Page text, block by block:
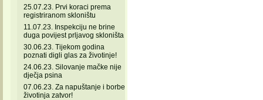
25.07.23. Prvi koraci prema
registriranom skloništu
11.07.23. Inspekciju ne brine
duga povijest prljavog skloništa
30.06.23. Tijekom godina
poznati digli glas za životinje!
24.06.23. Silovanje mačke nije
dječja psina
07.06.23. Za napuštanje i borbe
životinja zatvor!